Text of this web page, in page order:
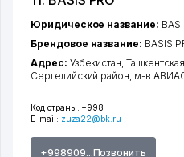
Код страны: +998
E-mail: zuza22@bk.ru
+998909...Позвонить
Юридическое название:
Брендовое название: BASIS
Адрес: Узбекистан,
Сергелийский район м-в